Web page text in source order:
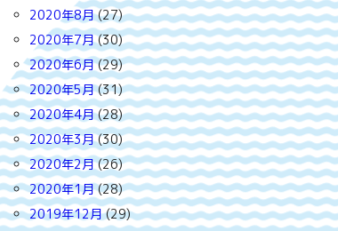
2020年8月(27)
2020年7月(30)
2020年6月(29)
2020年5月(31)
2020年4月(28)
2020年3月(30)
2020年2月(26)
2020年1月(28)
2019年12月(29)